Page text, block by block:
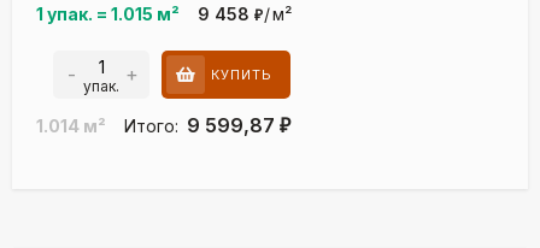
1 упак. = 1.015 м² 9 458 ₽/м²
- упак. + КУПИТЬ
1.014 м² Итого: 9 599,87 ₽